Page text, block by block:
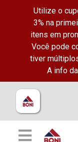
Utilize o
3% na
itens em
Você pode
tiver
A info